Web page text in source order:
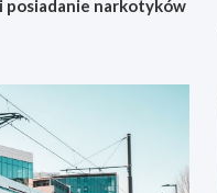
posiadanie narkotyków